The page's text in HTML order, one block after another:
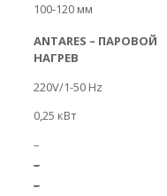
100-120 мм
ANTARES – ПАРОВОЙ
НАГРЕВ
220V/1-50 Hz
0,25 кВт
–
–
–